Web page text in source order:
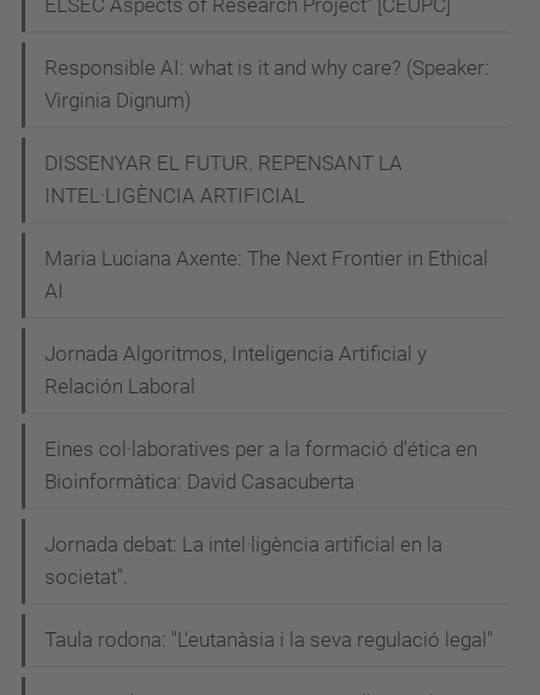
Responsible AI: what is it and why care? (Speaker:
Virginia Dignum)
DISSENYAR EL FUTUR. REPENSANT LA
INTEL·LIGÈNCIA ARTIFICIAL
Maria Luciana Axente: The Next Frontier in Ethical
AI
Jornada Algoritmos, Inteligencia Artificial y
Relación Laboral
Eines col·laboratives per a la formació d'ética en
Bioinformàtica: David Casacuberta
Jornada debat: La intel·ligència artificial en la
societat".
Taula rodona: "L'eutanàsia i la seva regulació legal"